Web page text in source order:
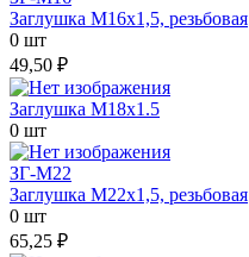
Заглушка М16х1,5, резьбовая
0 шт
49,50 ₽
Заглушка М18х1.5
0 шт
ЗГ-М22
Заглушка М22х1,5, резьбовая
0 шт
65,25 ₽